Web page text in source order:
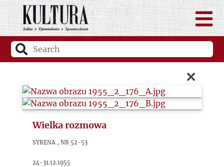
×
Wielka rozmowa
Syrena , nr 52-53
24-31.12.1955